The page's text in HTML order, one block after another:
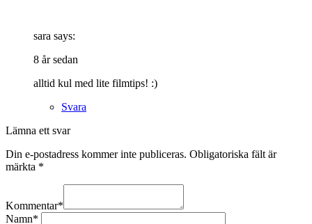
sara says:
8 år sedan
alltid kul med lite filmtips! :)
Svara
Lämna ett svar
Din e-postadress kommer inte publiceras. Obligatoriska fält är
märkta *
Kommentar*
Namn*